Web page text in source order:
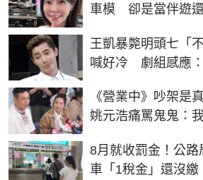
車模 卻是當伴遊
王凱暴斃明頭七「
喊好冷 劇組感應
《營業中》吵架是
姚元浩痛罵鬼鬼：
8月就收罰金！公
車「1稅金」還沒